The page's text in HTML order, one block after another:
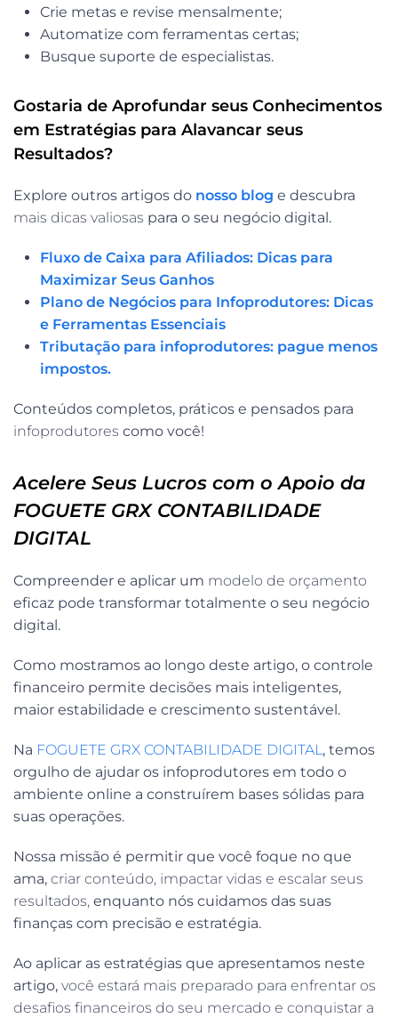
Crie metas e revise mensalmente;
Automatize com ferramentas certas;
Busque suporte de especialistas.
Gostaria de Aprofundar seus Conhecimentos
em Estratégias para Alavancar seus
Resultados?
Explore outros artigos do nosso blog e descubra
mais dicas valiosas para o seu negócio digital.
Fluxo de Caixa para Afiliados: Dicas para
Maximizar Seus Ganhos
Plano de Negócios para Infoprodutores: Dicas
e Ferramentas Essenciais
Tributação para infoprodutores: pague menos
impostos.
Conteúdos completos, práticos e pensados para
infoprodutores como você!
Acelere Seus Lucros com o Apoio da
FOGUETE GRX CONTABILIDADE
DIGITAL
Compreender e aplicar um modelo de orçamento
eficaz pode transformar totalmente o seu negócio
digital.
Como mostramos ao longo deste artigo, o controle
financeiro permite decisões mais inteligentes,
maior estabilidade e crescimento sustentável.
Na FOGUETE GRX CONTABILIDADE DIGITAL, temos
orgulho de ajudar os infoprodutores em todo o
ambiente online a construírem bases sólidas para
suas operações.
Nossa missão é permitir que você foque no que
ama, criar conteúdo, impactar vidas e escalar seus
resultados, enquanto nós cuidamos das suas
finanças com precisão e estratégia.
Ao aplicar as estratégias que apresentamos neste
artigo, você estará mais preparado para enfrentar os
desafios financeiros do seu mercado e conquistar a